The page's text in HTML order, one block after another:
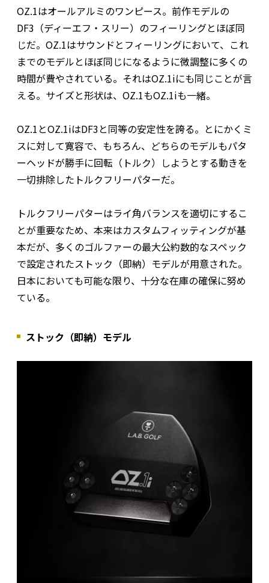
OZ.1はオールアルミのワンピース。前作モデルの
DF3（ディーエフ・スリー）のフィーリングとほぼ同
じだ。OZ.1はサウンドとフィーリングにおいて、これ
までのモデルとほぼ同じになるように微調整に多くの
時間が費やされている。それはOZ.1iにも同じことが言
える。サイズと形状は、OZ.1もOZ.1iも一緒。
OZ.1とOZ.1iはDF3と同等の安定性を誇る。とにかくミ
スに対して寛容で、もちろん、どちらのモデルもパタ
ーヘッドが勝手に回転（トルク）しようとする動きを
一切排除したトルクフリーパターだ。
トルクフリーパターはライ角バランスを適切にするこ
とが重要なため、本来はカスタムフィッティングが基
本だが、多くのゴルファーの最大公約数的なスペック
で設定されたストック（即納）モデルが用意された。
日本においても可能な限り、十分な在庫の確保に努め
ている。
ストック（即納）モデル